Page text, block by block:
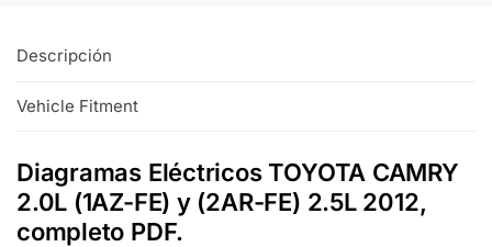
Descripción
Vehicle Fitment
Diagramas Eléctricos TOYOTA CAMRY
2.0L (1AZ-FE) y (2AR-FE) 2.5L 2012,
completo PDF.